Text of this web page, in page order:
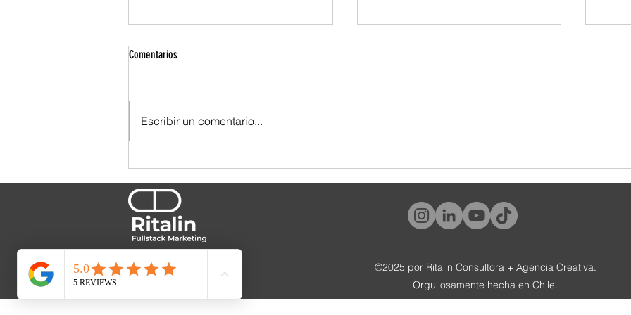
¿Y tú, qué tipo de cliente eres?
Comentarios
Escribir un comentario...
©2025 por Ritalin Consultora + Agencia Creativa.
Orgullosamente hecha en Chile.